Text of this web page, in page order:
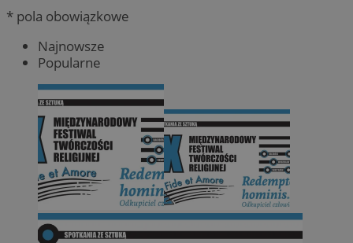
* pola obowiązkowe
Najnowsze
Popularne